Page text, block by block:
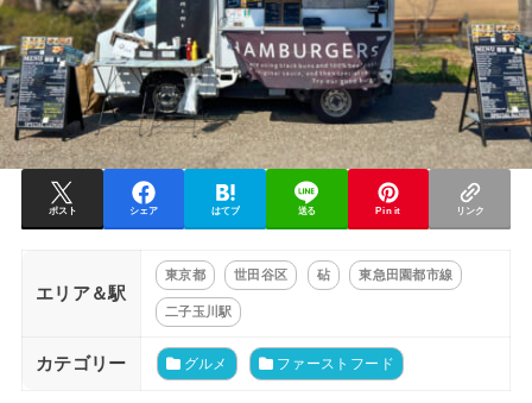
ポスト シェア はてブ 送る Pin it リンク
エリア＆駅
東京都 世田谷区 砧 東急田園都市線
二子玉川駅
カテゴリー グルメ ファーストフード